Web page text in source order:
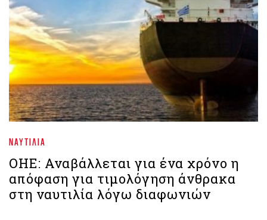
ΝΑΥΤΙΛΊΑ
ΟΗΕ: Αναβάλλεται για ένα χρόνο η
απόφαση για τιμολόγηση άνθρακα
στη ναυτιλία λόγω διαφωνιών